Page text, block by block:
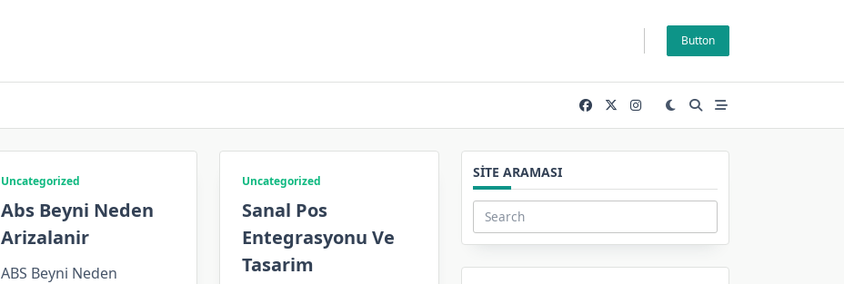
Button
Uncategorized
Abs Beyni Neden
Arizalanir
ABS Beyni Neden
Uncategorized
Sanal Pos
Entegrasyonu Ve
Tasarim
SITE ARAMASI
Search
for: